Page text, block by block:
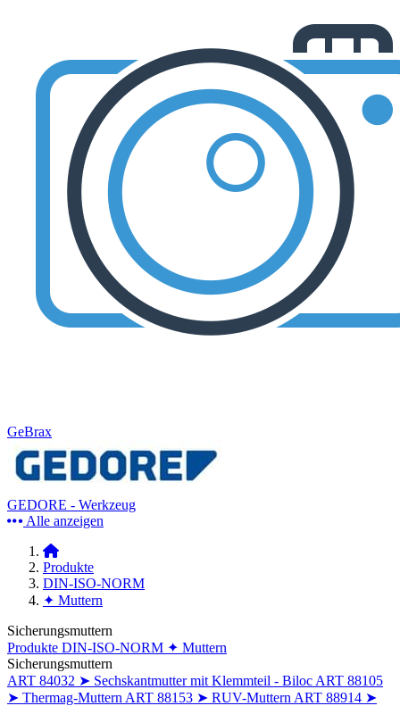
GeBrax
GEDORE - Werkzeug
Alle anzeigen
Produkte
DIN-ISO-NORM
✦ Muttern
Sicherungsmuttern
Produkte DIN-ISO-NORM ✦ Muttern
Sicherungsmuttern
ART 84032 ➤ Sechskantmutter mit Klemmteil - Biloc ART 88105
➤ Thermag-Muttern ART 88153 ➤ RUV-Muttern ART 88914 ➤